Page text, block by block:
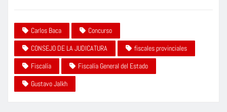
Carlos Baca
Concurso
CONSEJO DE LA JUDICATURA
fiscales provinciales
Fiscalía
Fiscalía General del Estado
Gustavo Jalkh